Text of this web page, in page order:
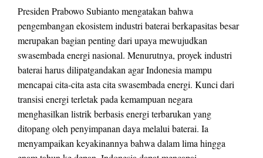
Presiden Prabowo Subianto mengatakan bahwa
pengembangan ekosistem industri baterai berkapasitas besar
merupakan bagian penting dari upaya mewujudkan
swasembada energi nasional. Menurutnya, proyek industri
baterai harus dilipatgandakan agar Indonesia mampu
mencapai cita-cita asta cita swasembada energi. Kunci dari
transisi energi terletak pada kemampuan negara
menghasilkan listrik berbasis energi terbarukan yang
ditopang oleh penyimpanan daya melalui baterai. Ia
menyampaikan keyakinannya bahwa dalam lima hingga